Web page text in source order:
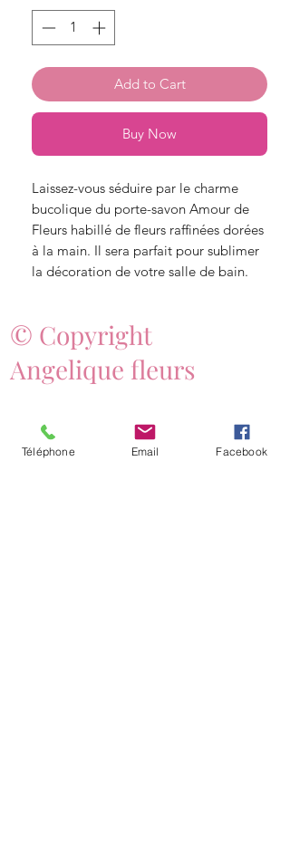
Add to Cart
Buy Now
Laissez-vous séduire par le charme
bucolique du porte-savon Amour de
Fleurs habillé de fleurs raffinées dorées
à la main. Il sera parfait pour sublimer
la décoration de votre salle de bain.
© Copyright
Angelique fleurs
Téléphone Email Facebook